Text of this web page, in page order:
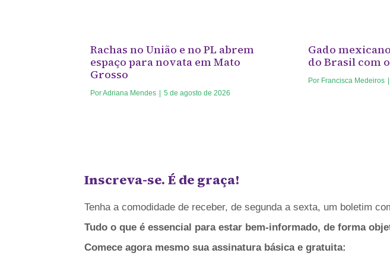
Rachas no União e no PL abrem
espaço para novata em Mato
Grosso
PorAdriana Mendes 5 de agosto de 2026
Gado
do Brasil com
Por Francisca Medeiros
Inscreva-se. É de graça!
Tenha a comodidade de receber, de segunda a sexta, um boletim
Tudo o que é essencial para estar bem-informado, de forma
Comece agora mesmo sua assinatura básica e gratuita: